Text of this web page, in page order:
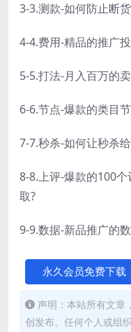
3-3.测款-如何防止断
4-4.费用-精品的推广
5-5.打法-月入百万的
6-6.节点-爆款的类目
7-7.秒杀-如何让秒杀
8-8.上评-爆款的100
取?
9-9.数据-新品推广的
永久会员免费下载
声明：本站所有文章
创发布。任何个人或组